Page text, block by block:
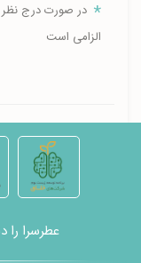
در صورت درج نظر
الزامی است
عطرسرا را